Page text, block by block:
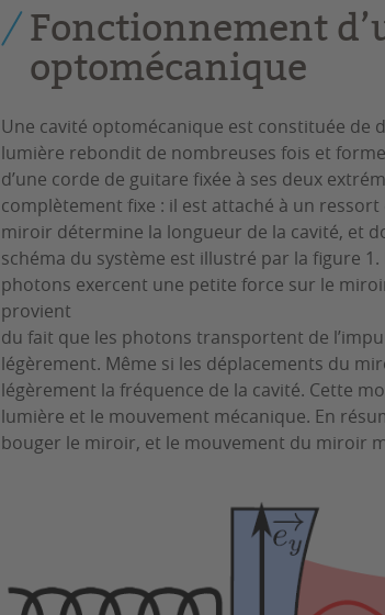
Fonctionnement
optomécanique
Une cavité optomécanique est constituée de
lumière rebondit de nombreuses fois et
d’une corde de guitare fixée à ses deux
complètement fixe : il est attaché à un
miroir détermine la longueur de la cavité, et
schéma du système est illustré par la figure
photons exercent une petite force sur le
provient
du fait que les photons transportent de
légèrement. Même si les déplacements du
légèrement la fréquence de la cavité. Cette
lumière et le mouvement mécanique. En
bouger le miroir, et le mouvement du miroir